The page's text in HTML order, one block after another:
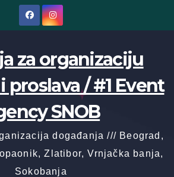
za organizaciju
proslava / #1 Event
SNOB
događanja /// Beograd,
Zlatibor, Vrnjačka banja,
Sokobanja